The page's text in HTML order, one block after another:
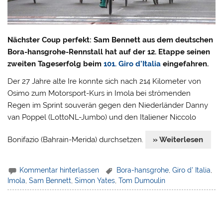
Nächster Coup perfekt: Sam Bennett aus dem deutschen
Bora-hansgrohe-Rennstall hat auf der 12. Etappe seinen
zweiten Tageserfolg beim101. Giro d’Italia eingefahren.
Der 27 Jahre alte Ire konnte sich nach 214 Kilometer von
Osimo zum Motorsport-Kurs in Imola bei strömenden
Regen im Sprint souverän gegen den Niederländer Danny
van Poppel (LottoNL-Jumbo) und den Italiener Niccolo
Bonifazio (Bahrain-Merida) durchsetzen. » Weiterlesen
Kommentar hinterlassen Bora-hansgrohe ,Giro d' Italia
Imola,Sam Bennett,Simon Yates,Tom Dumoulin